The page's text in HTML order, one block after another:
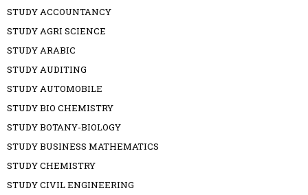
STUDY ACCOUNTANCY
STUDY AGRI SCIENCE
STUDY ARABIC
STUDY AUDITING
STUDY AUTOMOBILE
STUDY BIO CHEMISTRY
STUDY BOTANY-BIOLOGY
STUDY BUSINESS MATHEMATICS
STUDY CHEMISTRY
STUDY CIVIL ENGINEERING